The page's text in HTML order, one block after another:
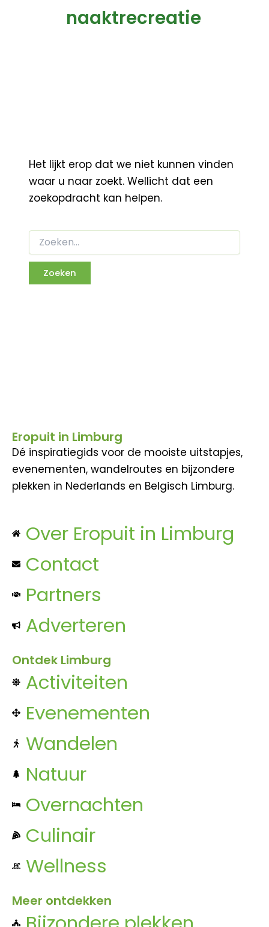
naaktrecreatie
Het lijkt erop dat we niet kunnen vinden
waar u naar zoekt. Wellicht dat een
zoekopdracht kan helpen.
Eropuit in Limburg
Dé inspiratiegids voor de mooiste uitstapjes,
evenementen, wandelroutes en bijzondere
plekken in Nederlands en Belgisch Limburg.
Over Eropuit in Limburg
Contact
Partners
Adverteren
Ontdek Limburg
Activiteiten
Evenementen
Wandelen
Natuur
Overnachten
Culinair
Wellness
Meer ontdekken